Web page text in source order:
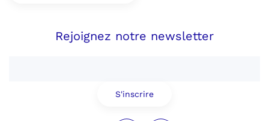
Rejoignez notre newsletter
S'inscrire